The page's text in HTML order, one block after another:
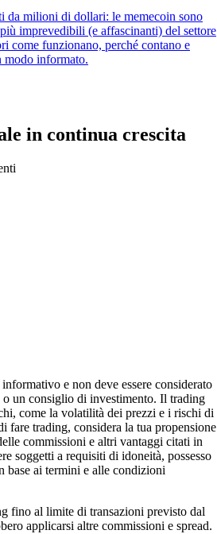
da milioni di dollari: le memecoin sono
imprevedibili (e affascinanti) del settore
come funzionano, perché contano e
modo informato.
in continua crescita
e non deve essere considerato
o un consiglio di investimento. Il trading
come la volatilità dei prezzi e i rischi di
fare trading, considera la tua propensione
commissioni e altri vantaggi citati in
soggetti a requisiti di idoneità, possesso
base ai termini e alle condizioni
fino al limite di transazioni previsto dal
applicarsi altre commissioni e spread.